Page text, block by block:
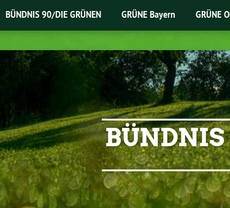
BÜNDNIS 90/DIE GRÜNEN GRÜNE Bayern GRÜNE